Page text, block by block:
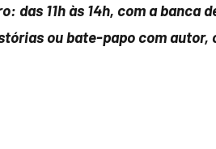
das 11h às 14h, com a banca
ou bate-papo com autor,